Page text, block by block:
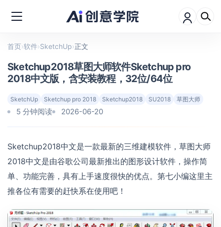
首页›软件›SketchUp›正文
Sketchup2018草图大师软件Sketchup pro
2018中文版，含安装教程，32位/64位
SketchUp Sketchup pro 2018 Sketchup2018 SU2018 草图大师
5 分钟阅读 2026-06-20
Sketchup2018中文是一款最新的三维建模软件，草图大师
2018中文是由谷歌公司最新推出的图形设计软件，操作简
单、功能完善，具有上手速度很快的优点。第七小编这里主
推各位有需要的赶快系在使用吧！